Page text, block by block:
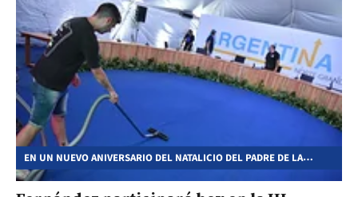
EN UN NUEVO ANIVERSARIO DEL NATALICIO DEL PADRE DE LA
PATRIA